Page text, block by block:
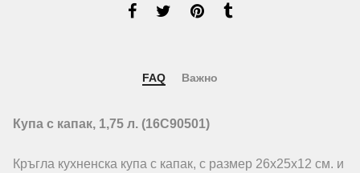
FAQ Важно
Купа с капак, 1,75 л. (16C90501)
Кръгла кухненска купа с капак, с размер 26х25х12 см. и